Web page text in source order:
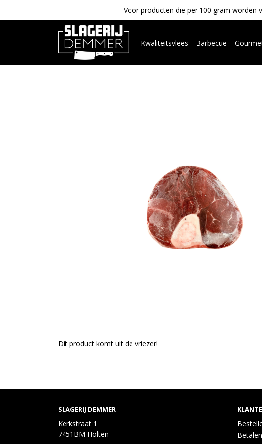
Voor producten die per 100 gram worden
Kwaliteitsvlees Barbecue
Dit product komt uit de vriezer!
SLAGERIJ DEMMER
Kerkstraat 1
7451BM Holten
Betalen